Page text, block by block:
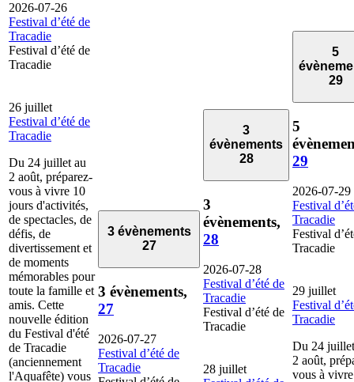
2026-07-26
Festival d’été de
Tracadie
Festival d’été de
Tracadie
26 juillet
Festival d’été de
Tracadie
Du 24 juillet au
2 août, préparez-
vous à vivre 10
jours d'activités,
de spectacles, de
défis, de
divertissement et
de moments
mémorables pour
toute la famille et
amis. Cette
nouvelle édition
du Festival d'été
de Tracadie
(anciennement
l'Aquafête) vous
3 évènements
27
3 évènements,
27
2026-07-27
Festival d’été de
Tracadie
3
évènements
28
3
évènements,
28
2026-07-28
Festival d’été de
Tracadie
Festival d’été de
Tracadie
28 juillet
5
29
5
29
2026-07-29
Festival
Tracadie
Festival
Tracadie
29 juillet
Festival
Tracadie
Du 24
2 août,
vous à